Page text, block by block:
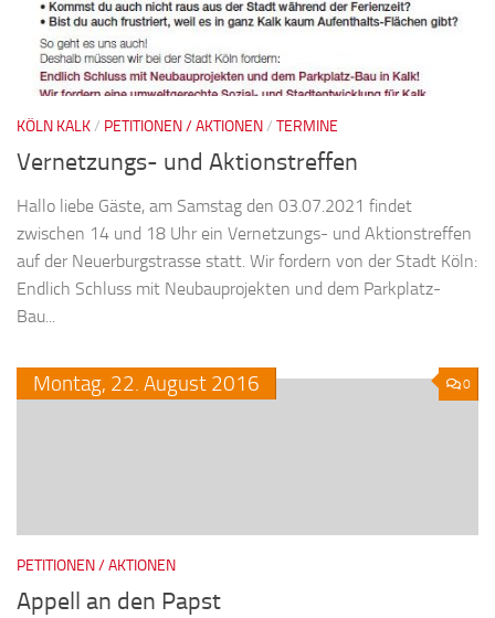
KÖLN KALK/ PETITIONEN / AKTIONEN/ TERMINE
Vernetzungs- und Aktionstreffen
Hallo liebe Gäste, am Samstag den 03.07.2021 findet
zwischen 14 und 18 Uhr ein Vernetzungs- und Aktionstreffen
auf der Neuerburgstrasse statt. Wir fordern von der Stadt Köln:
Endlich Schluss mit Neubauprojekten und dem Parkplatz-
Bau...
0
Montag, 22. August 2016
PETITIONEN / AKTIONEN
Appell an den Papst